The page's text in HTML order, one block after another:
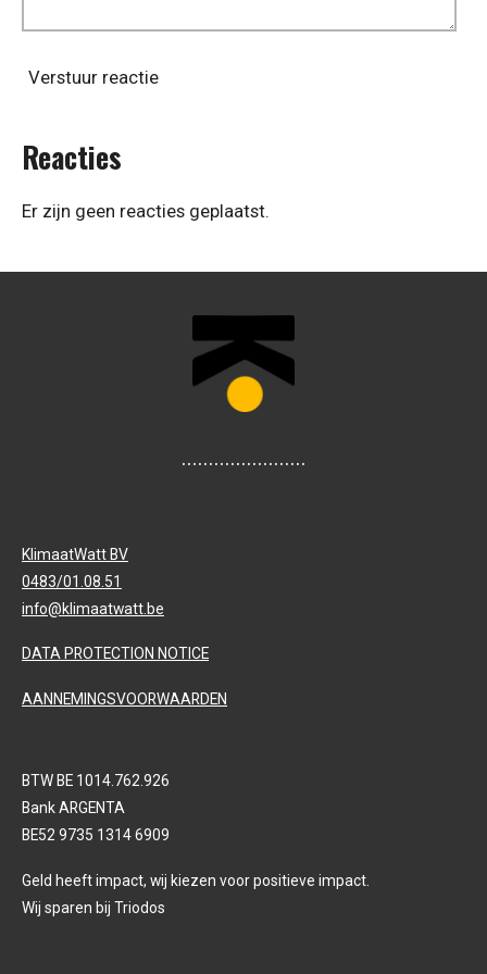
Verstuur reactie
Reacties
Er zijn geen reacties geplaatst.
.......................
KlimaatWatt BV
0483/01.08.51
info@klimaatwatt.be
DATA PROTECTION NOTICE
AANNEMINGSVOORWAARDEN
BTW BE 1014.762.926
Bank ARGENTA
BE52 9735 1314 6909
Geld heeft impact, wij kiezen voor positieve impact.
Wij sparen bij Triodos